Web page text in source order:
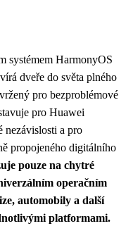
systémem HarmonyOS
dveře do světa plného
pro bezproblémové
pro Huawei
nezávislosti a pro
propojeného digitálního
pouze na chytré
operačním
automobily a další
platformami.